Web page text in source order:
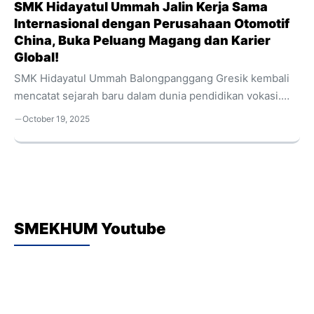
SMK Hidayatul Ummah Jalin Kerja Sama
Internasional dengan Perusahaan Otomotif
China, Buka Peluang Magang dan Karier
Global!
SMK Hidayatul Ummah Balongpanggang Gresik kembali
mencatat sejarah baru dalam dunia pendidikan vokasi.
Setelah sukses menjalin kemitraan dengan perusahaan
internasionalnya dengan perusahaan otomotif ternama
China. Kerja sama strategis ini resmi terjalin melalui
October 19, 2025
SMEKHUM Youtube